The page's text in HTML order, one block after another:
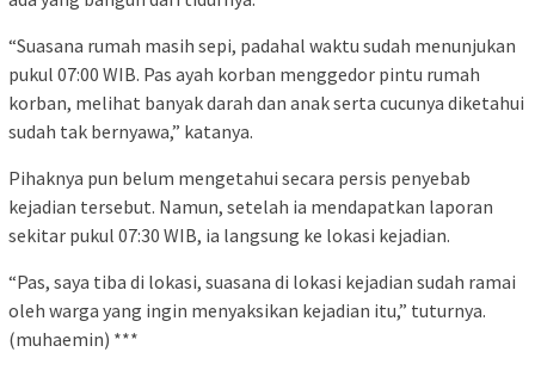
“Suasana rumah masih sepi, padahal waktu sudah menunjukan
pukul 07:00 WIB. Pas ayah korban menggedor pintu rumah
korban, melihat banyak darah dan anak serta cucunya diketahui
sudah tak bernyawa,” katanya.
Pihaknya pun belum mengetahui secara persis penyebab
kejadian tersebut. Namun, setelah ia mendapatkan laporan
sekitar pukul 07:30 WIB, ia langsung ke lokasi kejadian.
“Pas, saya tiba di lokasi, suasana di lokasi kejadian sudah ramai
oleh warga yang ingin menyaksikan kejadian itu,” tuturnya.
(muhaemin) ***